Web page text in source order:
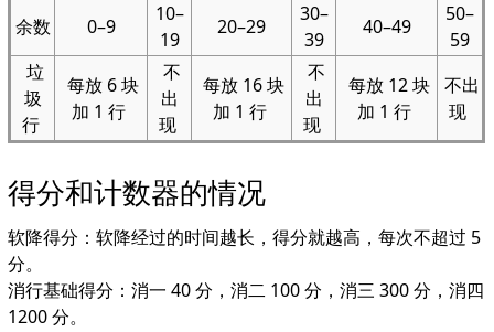
余数 0–9
10–
19
20–29
30–
39
40–49
50–
59
垃
圾
行
每放 6 块
加 1 行
不
出
现
每放 16 块
加 1 行
不
出
现
每放 12 块
加 1 行
不出
现
得分和计数器的情况
软降得分：软降经过的时间越长，得分就越高，每次不超过 5
分。
消行基础得分：消一 40 分，消二 100 分，消三 300 分，消四
1200 分。